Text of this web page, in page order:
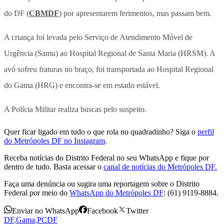
do DF (CBMDF) por apresentarem ferimentos, mas passam bem.
A criança foi levada pelo Serviço de Atendimento Móvel de
Urgência (Samu) ao Hospital Regional de Santa Maria (HRSM). A
avó sofreu fraturas no braço, foi transportada ao Hospital Regional
do Gama (HRG) e encontra-se em estado estável.
A Polícia Militar realiza buscas pelo suspeito.
Quer ficar ligado em tudo o que rola no quadradinho? Siga o perfil
do Metrópoles DF no Instagram.
Receba notícias do Distrito Federal no seu WhatsApp e fique por
dentro de tudo. Basta acessar o canal de notícias do Metrópoles DF.
Faça uma denúncia ou sugira uma reportagem sobre o Distrito
Federal por meio do WhatsApp do Metrópoles DF: (61) 9119-8884.
Enviar no WhatsApp Facebook
Twitter
DF,Gama,PCDF